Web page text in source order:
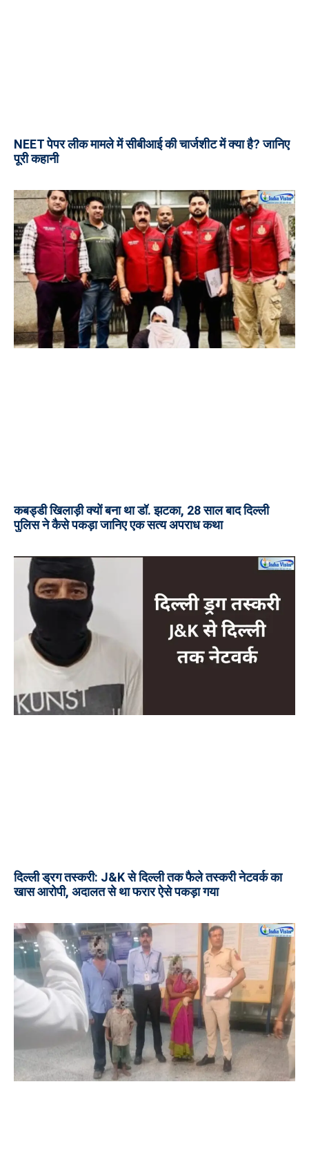
NEET पेपर लीक मामले में सीबीआई की चार्जशीट में क्या है? जानिए
पूरी कहानी
कबड्डी खिलाड़ी क्यों बना था डॉ. झटका, 28 साल बाद दिल्ली
पुलिस ने कैसे पकड़ा जानिए एक सत्य अपराध कथा
दिल्ली ड्रग तस्करी: J&K से दिल्ली तक फैले तस्करी नेटवर्क का
खास आरोपी, अदालत से था फरार ऐसे पकड़ा गया